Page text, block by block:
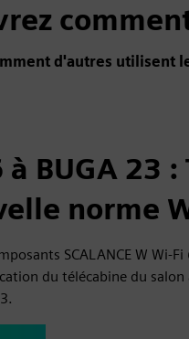
d'autres utilisent
à BUGA 23
norme
SCALANCE W
du télécabine du